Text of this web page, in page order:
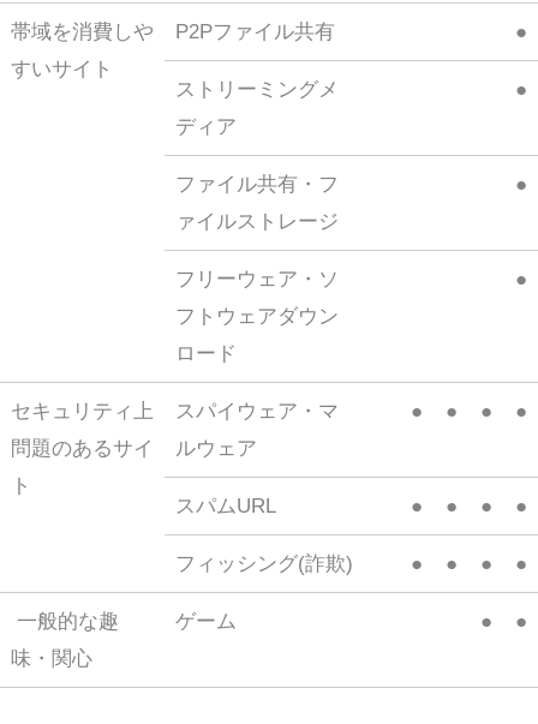
帯域を消費しや
すいサイト
P2Pファイル共有 ●
ストリーミングメ
ディア
●
ファイル共有・フ
ァイルストレージ
●
フリーウェア・ソ
フトウェアダウン
ロード
●
セキュリティ上
問題のあるサイ
ト
スパイウェア・マ
ルウェア
● ● ● ●
スパムURL ● ● ● ●
フィッシング(詐欺) ● ● ● ●
一般的な趣
味・関心
ゲーム ● ●